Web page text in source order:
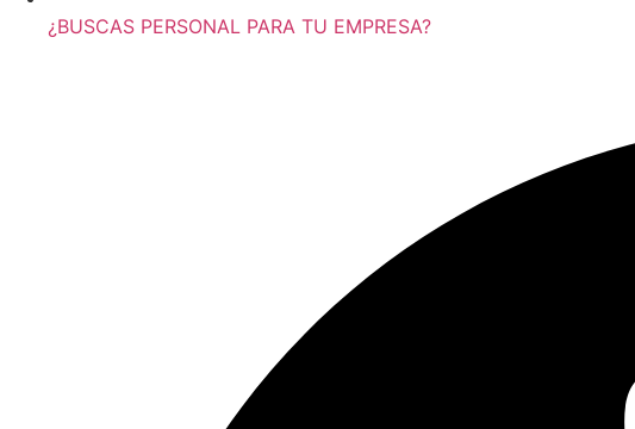
¿BUSCAS PERSONAL PARA TU EMPRESA?